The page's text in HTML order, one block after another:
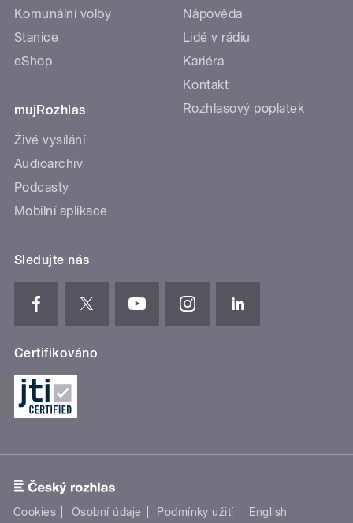
Komunální volby
Stanice
eShop
mujRozhlas
Živé vysílání
Audioarchiv
Podcasty
Mobilní aplikace
Nápověda
Lidé v rádiu
Kariéra
Kontakt
Rozhlasový poplatek
Sledujte nás
Certifikováno
Cookies Osobní údaje Podmínky užití English